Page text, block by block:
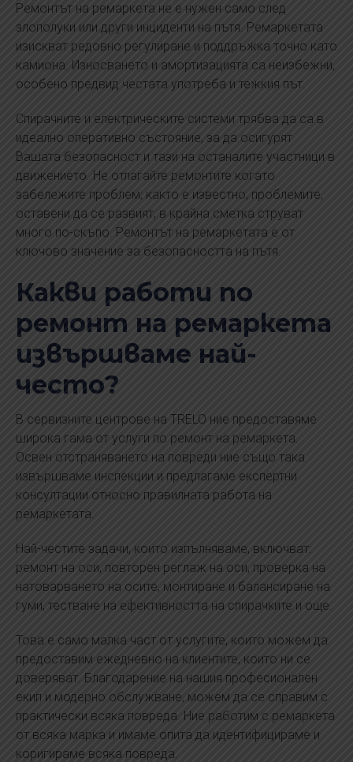
Ремонтът на ремаркета не е нужен само след
злополуки или други инциденти на пътя. Ремаркетата
изискват редовно регулиране и поддръжка точно като
камиона. Износването и амортизацията са неизбежни,
особено предвид честата употреба и тежкия път.
Спирачните и електрическите системи трябва да са в
идеално оперативно състояние, за да осигурят
Вашата безопасност и тази на останалите участници в
движението. Не отлагайте ремонтите когато
забележите проблем; както е известно, проблемите,
оставени да се развият, в крайна сметка струват
много по-скъпо. Ремонтът на ремаркетата е от
ключово значение за безопасността на пътя.
Какви работи по
ремонт на ремаркета
извършваме най-
често?
В сервизните центрове на TRELO ние предоставяме
широка гама от услуги по ремонт на ремаркета.
Освен отстраняването на повреди ние също така
извършваме инспекции и предлагаме експертни
консултации относно правилната работа на
ремаркетата.
Най-честите задачи, които изпълняваме, включват:
ремонт на оси, повторен реглаж на оси, проверка на
натоварването на осите, монтиране и балансиране на
гуми, тестване на ефективността на спирачките и още.
Това е само малка част от услугите, които можем да
предоставим ежедневно на клиентите, които ни се
доверяват. Благодарение на нашия професионален
екип и модерно обслужване, можем да се справим с
практически всяка повреда. Ние работим с ремаркета
от всяка марка и имаме опита да идентифицираме и
коригираме всяка повреда.